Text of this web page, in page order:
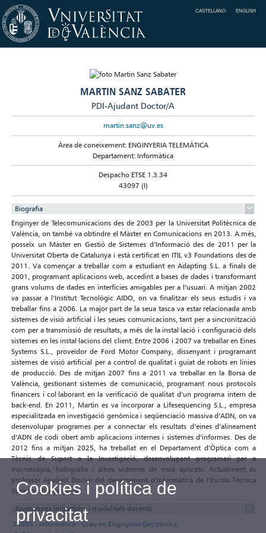
CASTELLANO ENGLISH
MARTIN SANZ SABATER
PDI-Ajudant Doctor/A
martin.sanz@uv.es
Àrea de coneixement: ENGINYERIA TELEMÀTICA
Departament: Informàtica
Despacho ETSE 1.3.34
43097 (I)
Biografia
Enginyer de Telecomunicacions des de 2003 per la Universitat Politècnica de
València, on també va obtindre el Màster en Comunicacions en 2013. A més,
posseïx un Màster en Gestió de Sistemes d’Informació des de 2011 per la
Universitat Oberta de Catalunya i està certificat en ITIL v3 Foundations des de
2011. Va començar a treballar com a estudiant en Adapting S.L. a finals de
2001, programant aplicacions web, accedint a bases de dades i transformant
grans volums de dades en interfícies amigables per a l’usuari. A mitjan 2002
va passar a l’Institut Tecnològic AIDO, on va finalitzar els seus estudis i va
treballar fins a 2006. La major part de la seua tasca va estar relacionada amb
sistemes de visió artificial i les seues comunicacions, tant per a sincronització
com per a transmissió de resultats, a més de la instal·lació i configuració dels
sistemes en les instal·lacions del client. Entre 2006 i 2007 va treballar en Eines
Systems S.L., proveïdor de Ford Motor Company, dissenyant i programant
sistemes de visió artificial per a control de qualitat i guiat de robots en línies
de producció. Des de mitjan 2007 fins a 2011 va treballar en la Borsa de
València, gestionant sistemes de comunicació, programant nous protocols
financers i col·laborant en la verificació de qualitat d’un programa intern de
back-end. En 2011, Martin es va incorporar a Lifesequencing S.L., empresa
especialitzada en investigació genòmica i seqüenciació massiva d’ADN, on va
desenvolupar programes per a connectar els resultats d’eines d’alineament
d’ADN de codi obert amb aplicacions internes i sistemes d’informes. Des de
2012 fins a mitjan 2025, ha treballat en el Departament d’Òptica com a
Tècnic de Suport a la Investigació, desenvolupant programari per a
microscòpia, holografia i altres sistemes de visió aplicats. Actualment és
professor Ajudant Doctor del departament d’Informàtica de l’Escola Tècnica
Superior d’Enginyeria.
Asignatures impartides i modalitats docents
34805 - Informática - Grau en Enginyeria Electrònica
Cookies i política de
privacitat